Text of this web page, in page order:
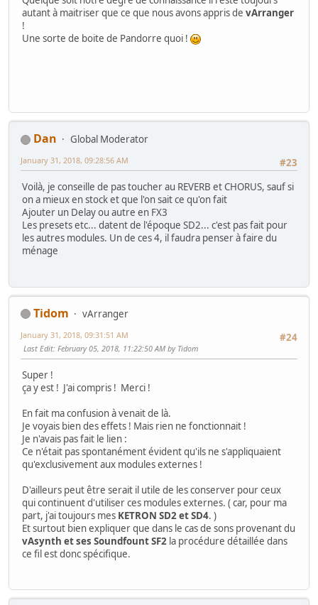
autant à maitriser que ce que nous avons appris de vArranger
!
Une sorte de boite de Pandorre quoi !
Dan
Global Moderator
#23
January 31, 2018, 09:28:56 AM
Voilà, je conseille de pas toucher au REVERB et CHORUS, sauf si
on a mieux en stock et que l'on sait ce qu'on fait
Ajouter un Delay ou autre en FX3
Les presets etc... datent de l'époque SD2... c'est pas fait pour
les autres modules. Un de ces 4, il faudra penser à faire du
ménage
Tidom
vArranger
#24
January 31, 2018, 09:31:51 AM
Last Edit: February 05, 2018, 11:22:50 AM by Tidom
Super !
ça y est ! J'ai compris ! Merci !
En fait ma confusion à venait de là.
Je voyais bien des effets ! Mais rien ne fonctionnait !
Je n'avais pas fait le lien :
Ce n'était pas spontanément évident qu'ils ne s'appliquaient
qu'exclusivement aux modules externes !
D'ailleurs peut être serait il utile de les conserver pour ceux
qui continuent d'utiliser ces modules externes. ( car, pour ma
part, j'ai toujours mes KETRON SD2 et SD4. )
Et surtout bien expliquer que dans le cas de sons provenant du
vAsynth et ses Soundfount SF2 la procédure détaillée dans
ce fil est donc spécifique.